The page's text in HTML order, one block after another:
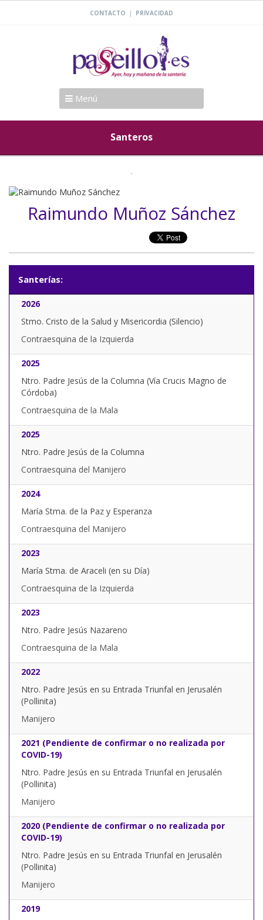
CONTACTO | PRIVACIDAD
Menú
Santeros
Raimundo Muñoz Sánchez
Santerías:
2026
Stmo. Cristo de la Salud y Misericordia (Silencio)
Contraesquina de la Izquierda
2025
Ntro. Padre Jesús de la Columna (Vía Crucis Magno de
Córdoba)
Contraesquina de la Mala
2025
Ntro. Padre Jesús de la Columna
Contraesquina del Manijero
2024
María Stma. de la Paz y Esperanza
Contraesquina del Manijero
2023
María Stma. de Araceli (en su Día)
Contraesquina de la Izquierda
2023
Ntro. Padre Jesús Nazareno
Contraesquina de la Mala
2022
Ntro. Padre Jesús en su Entrada Triunfal en Jerusalén
(Pollinita)
Manijero
2021 (Pendiente de confirmar o no realizada por
COVID-19)
Ntro. Padre Jesús en su Entrada Triunfal en Jerusalén
(Pollinita)
Manijero
2020 (Pendiente de confirmar o no realizada por
COVID-19)
Ntro. Padre Jesús en su Entrada Triunfal en Jerusalén
(Pollinita)
Manijero
2019